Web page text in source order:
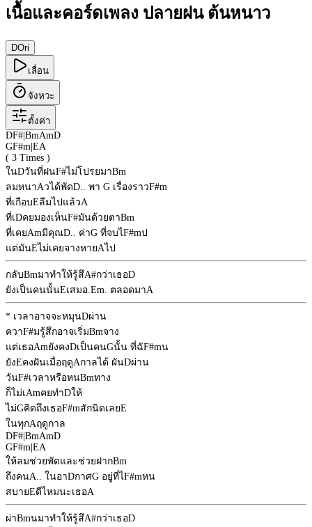
เนื้อและคอร์ดเพลง ปลายฝน ต้นหนาว
DOri
เลื่อน
จังหวะ
ตั้งค่า
DF# BmAmD
GF#m EA
( 3 Times )
ในDวันที่ฝนF#ไม่โปรยมาBm
ลมหนาAวได้พัดD.. พา G เรื่องราวF#m
ที่เกือบEลืมไปแล้วA
ที่เDคยมองเห็นF#มันด้วยตาBm
ที่เคยAmมีคุณD.. ค่าG ที่จบไF#mป
แต่มันEไม่เคยจางหายAไป
กลับBmมาทำให้รู้สึA#กว่าเธอD
ยังเป็นคนนั้นEเสมอ.Em. ตลอดมาA
* เวลาอาจจะหมุนDผ่าน
ควาF#มรู้สึกอาจเริ่มBmจาง
แต่เธอAmยังคงDเป็นคนGนั้น ที่ฉัF#mน
ยังEคงฝันเมื่อฤดูAกาลได้ ผันDผ่าน
วันF#เวลาหรือหนBmทาง
ก็ไม่เAmคยทำDให้
ไม่GคิดถึงเธอF#mสักนิดเลยE
ในทุกAฤดูกาล
DF# BmAmD
GF#m EA
ให้ลมช่วยพัดและช่วยฝากBm
ถึงคนA.. ในอาDกาศG อยู่ที่ไF#mหน
สบายEดีไหมนะเธอA
ผ่าBmนมาทำให้รู้สึA#กว่าเธอD